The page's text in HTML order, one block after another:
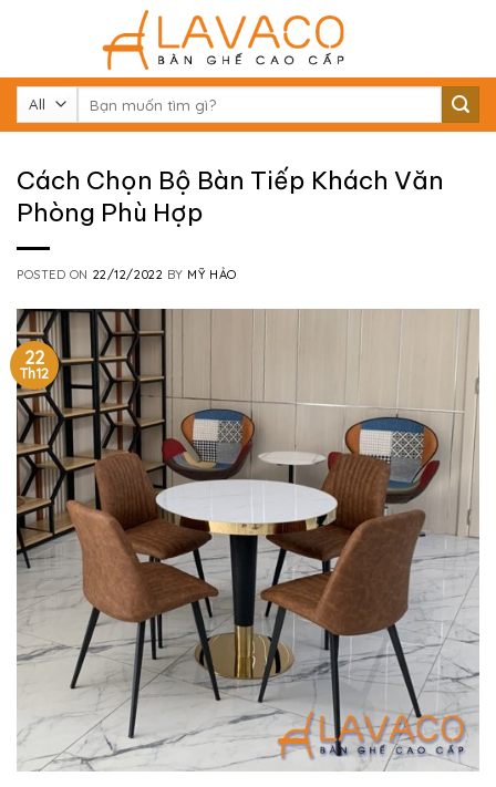
kiếm:
Cách Chọn Bộ Bàn Tiếp Khách Văn
Phòng Phù Hợp
POSTED ON 22/12/2022 BY MỸ HẢO
22
Th12